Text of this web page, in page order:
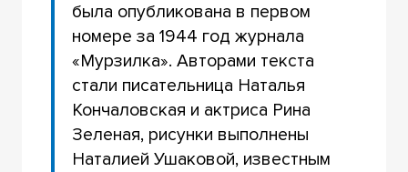
была опубликована в первом
номере за 1944 год журнала
«Мурзилка». Авторами текста
стали писательница Наталья
Кончаловская и актриса Рина
Зеленая, рисунки выполнены
Наталией Ушаковой, известным